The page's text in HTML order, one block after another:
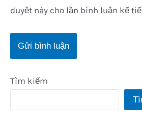
Tìm kiếm
duyệt này cho lần bình luận kế